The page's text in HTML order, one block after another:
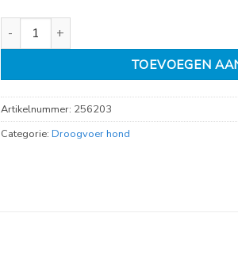
Royal Canin light weight care Mini 3kg aantal
TOEVOEGEN
Artikelnummer: 256203
Categorie: Droogvoer hond